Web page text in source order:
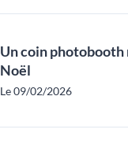
Un coin photobooth
Noël
Le 09/02/2026